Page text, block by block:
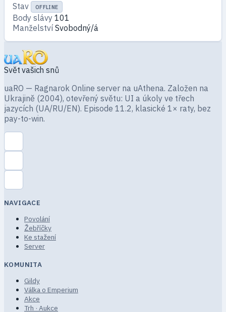
Stav OFFLINE
Body slávy 101
Manželství Svobodný/á
Svět vašich snů
uaRO — Ragnarok Online server na uAthena. Založen na
Ukrajině (2004), otevřený světu: UI a úkoly ve třech
jazycích (UA/RU/EN). Episode 11.2, klasické 1× raty, bez
pay-to-win.
NAVIGACE
Povolání
Žebříčky
Ke stažení
Server
KOMUNITA
Gildy
Válka o Emperium
Akce
Trh · Aukce